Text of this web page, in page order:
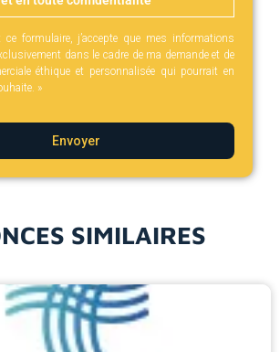
formulaire, j’accepte que mes informations
dans le cadre de ma demande et de
éthique et personnalisée qui pourrait en
»
Envoyer
SIMILAIRES